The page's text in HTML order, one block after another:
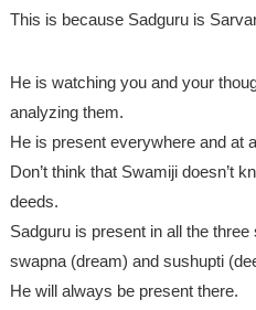
This is because Sadguru is
He is watching you and your
analyzing them.
He is present everywhere and at
Don’t think that Swamiji doesn’t
deeds.
Sadguru is present in all the
swapna (dream) and sushupti
He will always be present there.